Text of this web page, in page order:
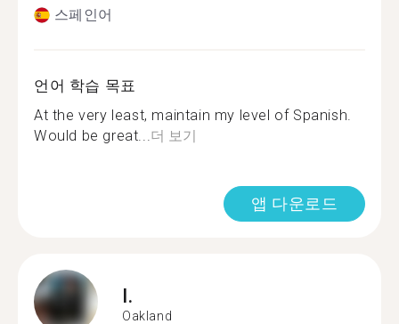
스페인어
언어 학습 목표
At the very least, maintain my level of Spanish.
Would be great...더 보기
앱 다운로드
I.
Oakland